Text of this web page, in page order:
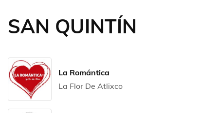
SAN QUINTÍN
La Romántica
La Flor De Atlixco